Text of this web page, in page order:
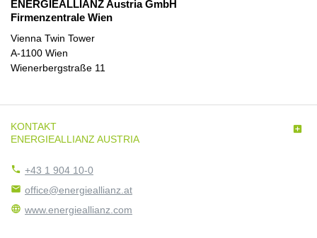
ENERGIEALLIANZ Austria GmbH
Firmenzentrale Wien
Vienna Twin Tower
A-1100 Wien
Wienerbergstraße 11
KONTAKT
ENERGIEALLIANZ AUSTRIA

 +43 1 904 10-0
 office@energieallianz.at
 www.energieallianz.com